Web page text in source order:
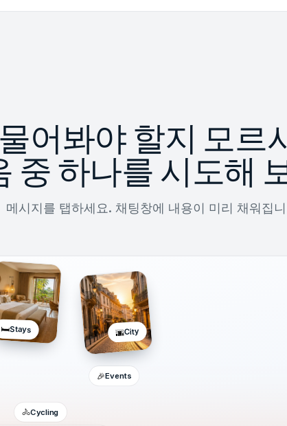
어봐야 할지 모르
중 하나를 시도해
메시지를 탭하세요. 채팅창에 내용이 미리 채워집
🛏️Stays 🌆City
🎉Events
🚴Cycling